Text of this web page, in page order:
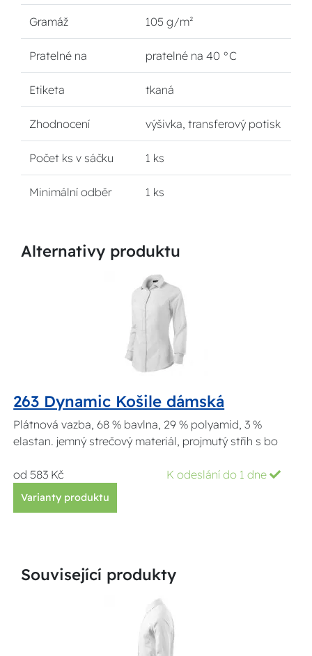
Gramáž 105 g/m²
Pratelné na pratelné na 40 °C
Etiketa tkaná
Zhodnocení výšivka, transferový potisk
Počet ks v sáčku 1 ks
Minimální odběr 1 ks
Alternativy produktu
263 Dynamic Košile dámská
Plátnová vazba, 68 % bavlna, 29 % polyamid, 3 %
elastan. jemný strečový materiál, projmutý střih s bo
od 583 Kč K odeslání do 1 dne
Varianty produktu
Související produkty